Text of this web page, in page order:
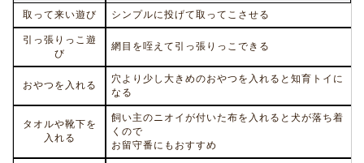
取って来い遊び シンプルに投げて取ってこさせる
引っ張りっこ遊
び
網目を咥えて引っ張りっこできる
おやつを入れる
穴より少し大きめのおやつを入れると知育トイに
なる
タオルや靴下を
入れる
飼い主のニオイが付いた布を入れると犬が落ち着
くので
お留守番にもおすすめ